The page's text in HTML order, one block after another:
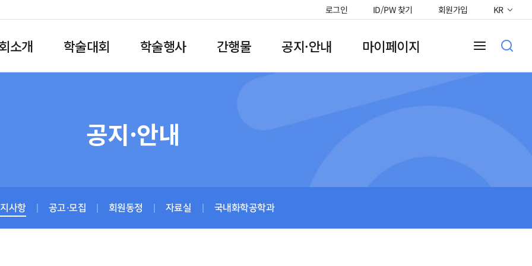
로그인 ID/PW 찾기 회원가입 KR
소개 학술대회 학술행사 간행물 공지·안내 마이페이지
공지·안내
사항 공고·모집 회원동정 자료실 국내화학공학과